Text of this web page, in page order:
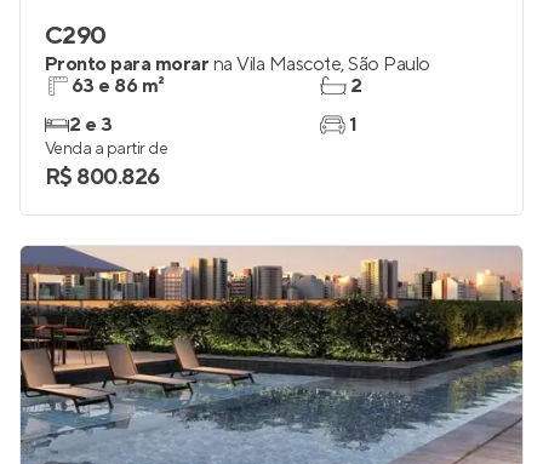
C290
Pronto para morar na Vila Mascote,São Paulo
63 e 86 m²
2 e 3
2
1
Venda a partir de
R$ 800.826